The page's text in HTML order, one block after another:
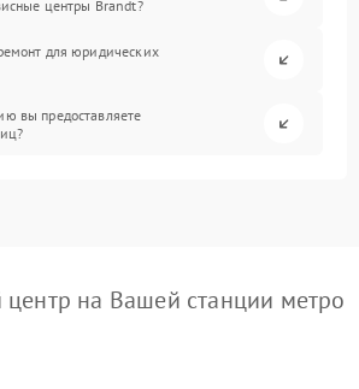
центры Brandt?
для юридических
вы предоставляете
на Вашей станции метро